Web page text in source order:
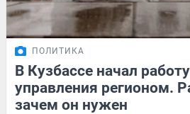
ПОЛИТИКА
В Кузбассе начал
управления регионом.
зачем он нужен